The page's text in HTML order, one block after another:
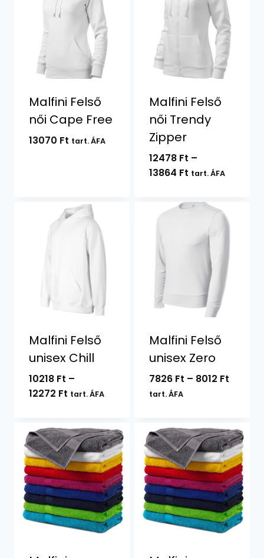
Malfini Felső
női Cape Free
13070 Ft tart. ÁFA
Malfini Felső
női Trendy
Zipper
12478 Ft –
13864 FtÁrtartomány:
-
13864 Ft
tart. ÁFA
Malfini Felső
unisex Chill
10218 Ft –
12272 FtÁrtartomány:
12272 Ft
tart. ÁFA
Malfini Felső
unisex Zero
7826 Ft – 8012 Ft
tart. ÁFA